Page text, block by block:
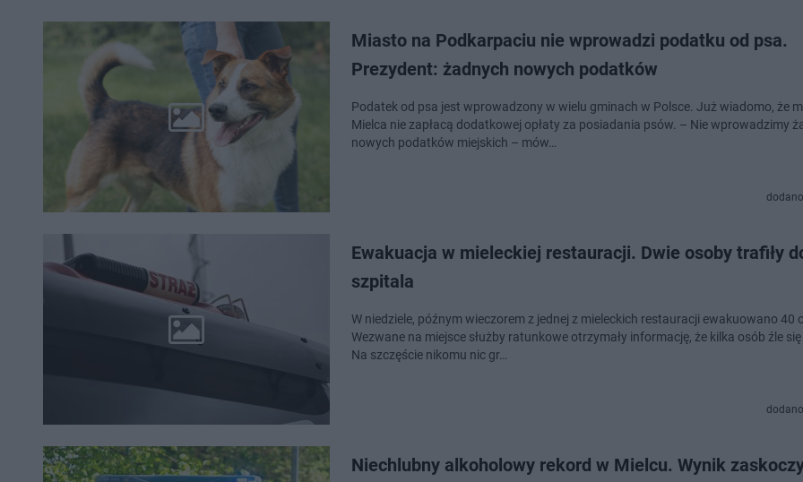
Miasto na Podkarpaciu nie wprowadzi podatku od psa.
Prezydent: żadnych nowych podatków
Podatek od psa jest wprowadzony w wielu gminach w Polsce. Już wiadomo, że
Mielca nie zapłacą dodatkowej opłaty za posiadania psów. – Nie wprowadzimy
nowych podatków miejskich – mów…
Ewakuacja w mieleckiej restauracji. Dwie osoby trafiły
szpitala
W niedziele, późnym wieczorem z jednej z mieleckich restauracji ewakuowano 40
Wezwane na miejsce służby ratunkowe otrzymały informację, że kilka osób źle się
Na szczęście nikomu nic gr…
Niechlubny alkoholowy rekord w Mielcu. Wynik